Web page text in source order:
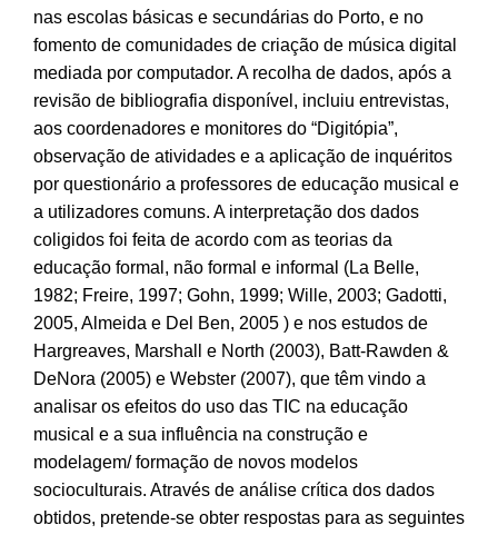
nas escolas básicas e secundárias do Porto, e no
fomento de comunidades de criação de música digital
mediada por computador. A recolha de dados, após a
revisão de bibliografia disponível, incluiu entrevistas,
aos coordenadores e monitores do “Digitópia”,
observação de atividades e a aplicação de inquéritos
por questionário a professores de educação musical e
a utilizadores comuns. A interpretação dos dados
coligidos foi feita de acordo com as teorias da
educação formal, não formal e informal (La Belle,
1982; Freire, 1997; Gohn, 1999; Wille, 2003; Gadotti,
2005, Almeida e Del Ben, 2005 ) e nos estudos de
Hargreaves, Marshall e North (2003), Batt-Rawden &
DeNora (2005) e Webster (2007), que têm vindo a
analisar os efeitos do uso das TIC na educação
musical e a sua influência na construção e
modelagem/ formação de novos modelos
socioculturais. Através de análise crítica dos dados
obtidos, pretende-se obter respostas para as seguintes